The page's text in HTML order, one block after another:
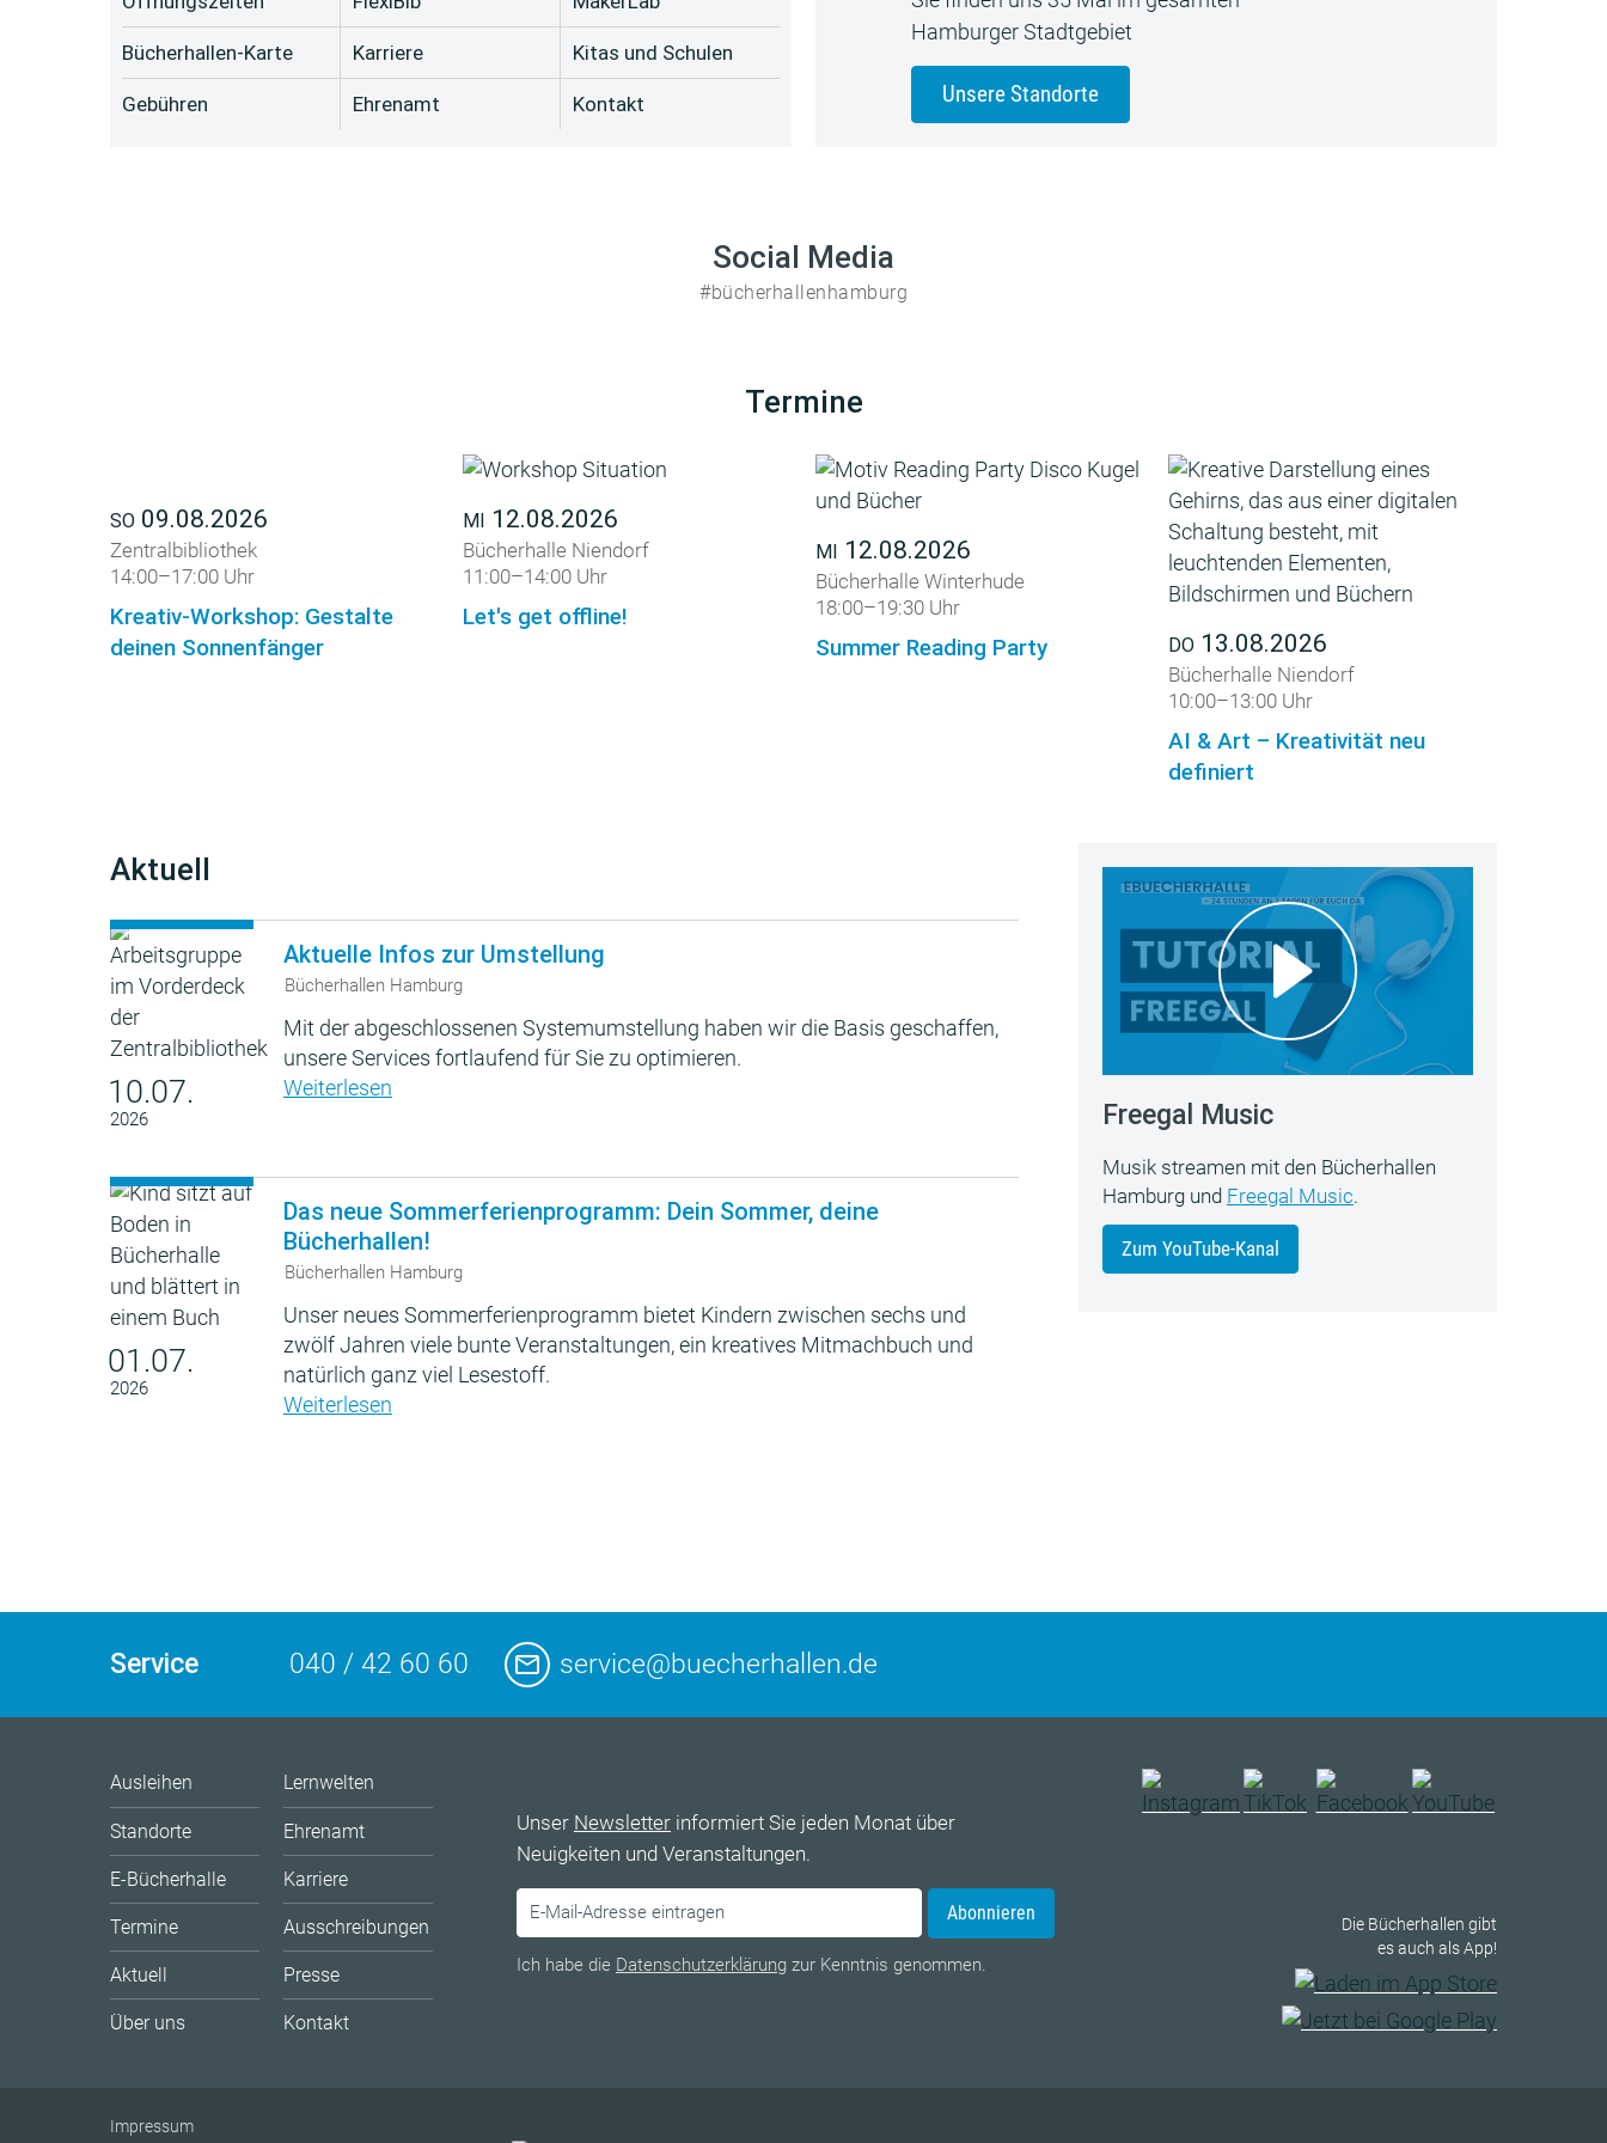
Bücherhallen-Karte
Gebühren
Karriere
Ehrenamt
Kitas und Schulen
Kontakt
Hamburger Stadtgebiet
Unsere Standorte
Social Media
#bücherhallenhamburg
Termine
SO 09.08.2026
Zentralbibliothek
14:00–17:00 Uhr
Kreativ-Workshop: Gestalte
deinen Sonnenfänger
MI 12.08.2026
Bücherhalle Niendorf
11:00–14:00 Uhr
Let's get offline!
MI 12.08.2026
Bücherhalle Winterhude
18:00–19:30 Uhr
Summer Reading Party DO 13.08.2026
Bücherhalle Niendorf
10:00–13:00 Uhr
AI & Art – Kreativität neu
definiert
Aktuell
10.07.
2026
Aktuelle Infos zur Umstellung
Bücherhallen Hamburg
Mit der abgeschlossenen Systemumstellung haben wir die Basis geschaffen,
unsere Services fortlaufend für Sie zu optimieren.
Weiterlesen
01.07.
2026
Das neue Sommerferienprogramm: Dein Sommer, deine
Bücherhallen!
Bücherhallen Hamburg
Unser neues Sommerferienprogramm bietet Kindern zwischen sechs und
zwölf Jahren viele bunte Veranstaltungen, ein kreatives Mitmachbuch und
natürlich ganz viel Lesestoff.
Weiterlesen
Freegal Music
Musik streamen mit den Bücherhallen
Hamburg und Freegal Music.
Zum YouTube-Kanal
Service 040 / 42 60 60 service@buecherhallen.de
Ausleihen
Standorte
E-Bücherhalle
Termine
Aktuell
Über uns
Lernwelten
Ehrenamt
Karriere
Ausschreibungen
Presse
Kontakt
Unser Newsletter informiert Sie jeden Monat über
Neuigkeiten und Veranstaltungen.
Abonnieren
Ich habe die Datenschutzerklärung zur Kenntnis genommen.
Die Bücherhallen gibt
es auch als App!
Impressum